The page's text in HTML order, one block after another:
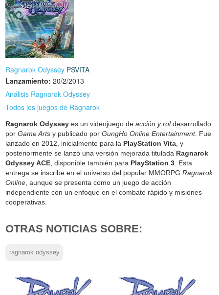
Ragnarok Odyssey PSVITA
Lanzamiento: 20/2/2013
Análisis Ragnarok Odyssey
Todos los juegos de Ragnarok
Ragnarok Odyssey es un videojuego deacción y roldesarrollado
porGame Arts y publicado porGungHo Online Entertainment. Fue
lanzado en 2012, inicialmente para la PlayStation Vita, y
posteriormente se lanzó una versión mejorada titulada Ragnarok
Odyssey ACE, disponible también para PlayStation 3. Esta
entrega se inscribe en el universo del popular MMORPGRagnarok
Online, aunque se presenta como un juego de acción
independiente con un enfoque en el combate rápido y misiones
cooperativas.
OTRAS NOTICIAS SOBRE:
ragnarok odyssey